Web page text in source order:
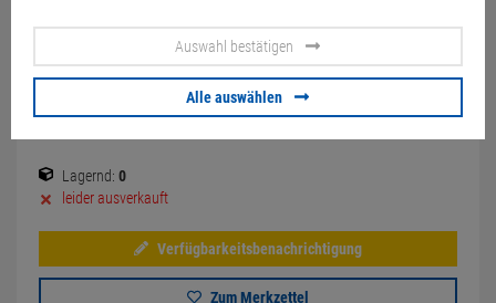
113,00 €
Lagernd: 0
leider ausverkauft
Verfügbarkeitsbenachrichtigung
Zum Merkzettel
Auswahl bestätigen
Alle auswählen